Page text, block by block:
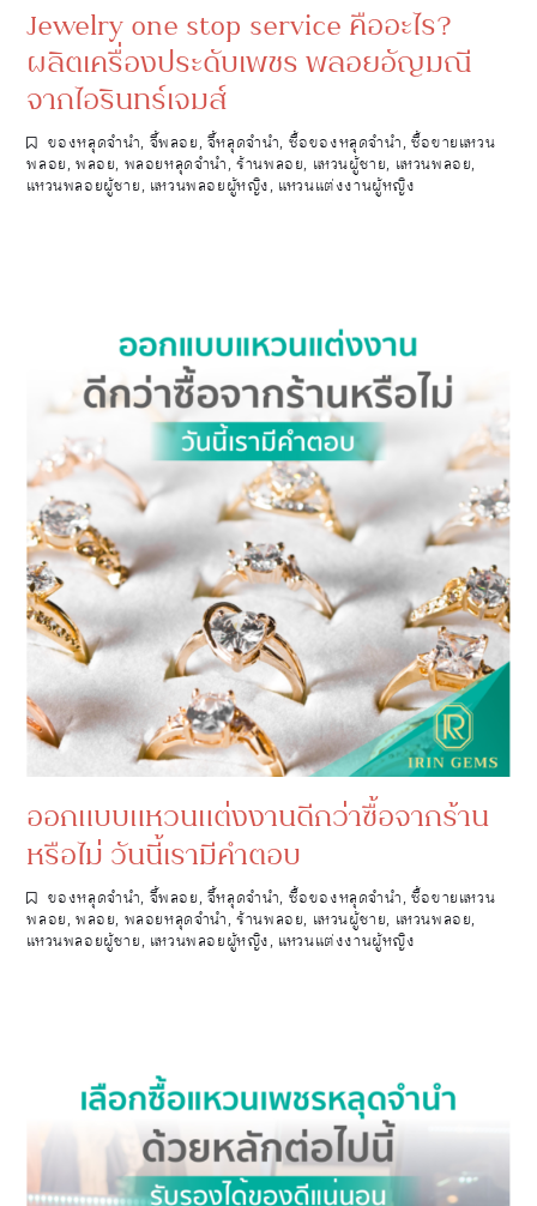
Jewelry one stop service คืออะไร?
ผลิตเครื่องประดับเพชร พลอยอัญมณี
จากไอรินทร์เจมส์
ของหลุดจำนำ, จี้พลอย, จี้หลุดจำนำ, ซื้อของหลุดจำนำ, ซื้อขายแหวน
พลอย, พลอย, พลอยหลุดจำนำ,ร้านพลอย, แหวนผู้ชาย, แหวนพลอย,
แหวนพลอยผู้ชาย, แหวนพลอยผู้หญิง, แหวนแต่งงานผู้หญิง
ออกแบบแหวนแต่งงานดีกว่าซื้อจากร้าน
หรือไม่ วันนี้เรามีคำตอบ
ของหลุดจำนำ, จี้พลอย, จี้หลุดจำนำ, ซื้อของหลุดจำนำ, ซื้อขายแหวน
พลอย, พลอย, พลอยหลุดจำนำ,ร้านพลอย, แหวนผู้ชาย, แหวนพลอย,
แหวนพลอยผู้ชาย, แหวนพลอยผู้หญิง, แหวนแต่งงานผู้หญิง